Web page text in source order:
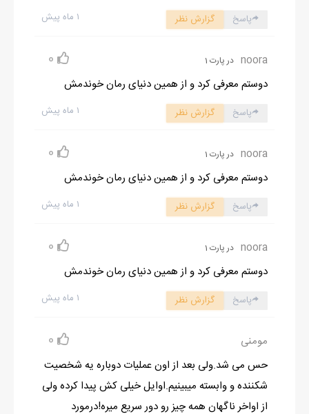
۱ ماه پیش پاسخ گزارش نظر
noora در پارت 1 0
دوستم معرفی کرد و از همین دنیای رمان خوندمش
۱ ماه پیش پاسخ گزارش نظر
noora در پارت 1 0
دوستم معرفی کرد و از همین دنیای رمان خوندمش
۱ ماه پیش پاسخ گزارش نظر
noora در پارت 1 0
دوستم معرفی کرد و از همین دنیای رمان خوندمش
۱ ماه پیش پاسخ گزارش نظر
مومنی 0
حس می شد.ولی بعد از اون عملیات دوباره یه شخصیت
شکننده و وابسته میبینیم.اوایل خیلی کش پیدا کرده ولی
از اواخر ناگهان همه چیز رو دور سریع میره!درمورد